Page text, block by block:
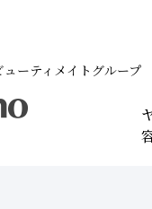
ーティメイトグループ